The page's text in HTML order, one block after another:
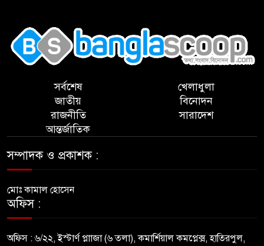
সর্বশেষ
জাতীয়
রাজনীতি
আন্তর্জাতিক
খেলাধুলা
বিনোদন
সারাদেশ
সম্পাদক ও প্রকাশক :
মোঃ কামাল হোসেন
অফিস :
অফিস : ৬/২২, ইস্টার্ণ প্লাাজা (৬ তলা), কমার্শিয়াল কমপ্লেক্স, হাতিরপুল,